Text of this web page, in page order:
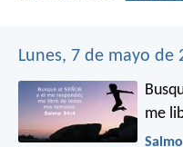
Lunes, 7 de mayo de
me